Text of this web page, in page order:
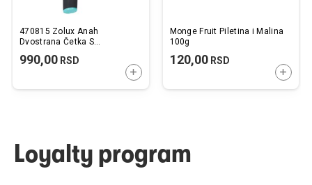
470815 Zolux Anah
Dvostrana Četka S
990,00 RSD
DODAJTE U KORPU
Monge Fruit Piletina i Malina
100g
120,00RSD
Loyalty program